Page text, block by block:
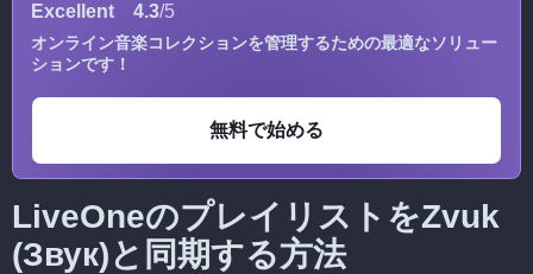
Excellent 4.3/5
オンライン音楽コレクションを管理するための最適なソリュー
ションです！
無料で始める
LiveOneのプレイリストをZvuk
(Звук)と同期する方法